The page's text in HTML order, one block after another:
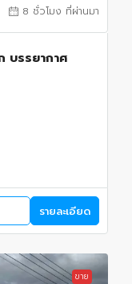
8 ชั่วโมง ที่ผ่านมา
บรรยากาศ
รายละเอียด
ขาย